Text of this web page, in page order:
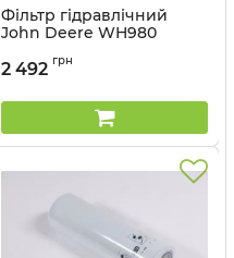
Фільтр гідравлічний
John Deere WH980
Артикул:
2 492 грн